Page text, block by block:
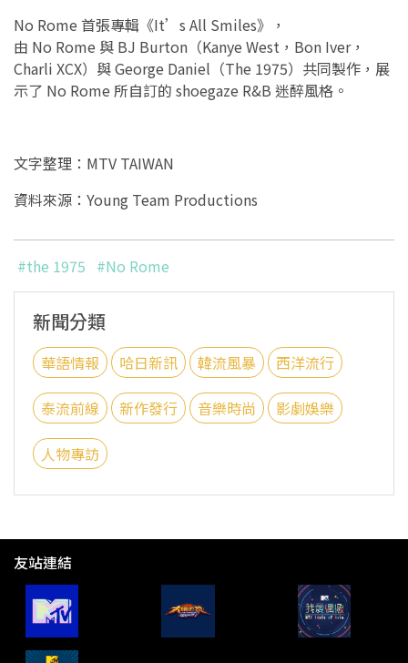
No Rome 首張專輯《It’s All Smiles》，
由 No Rome 與 BJ Burton（Kanye West，Bon Iver，
Charli XCX）與 George Daniel（The 1975）共同製作，展
示了 No Rome 所自訂的 shoegaze R&B 迷醉風格。
文字整理：MTV TAIWAN
資料來源：Young Team Productions
#the 1975 #No Rome
新聞分類
華語情報 哈日新訊 韓流風暴 西洋流行
泰流前線 新作發行 音樂時尚 影劇娛樂
人物專訪
友站連結